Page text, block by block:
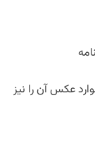
عکس آن را نیز